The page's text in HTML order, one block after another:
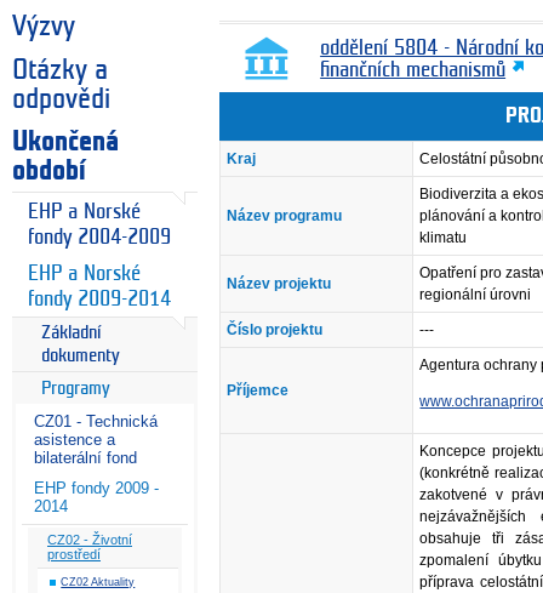
Výzvy
Otázky a
odpovědi
Ukončená
období
EHP a Norské
fondy 2004-2009
EHP a Norské
fondy 2009-2014
Základní
dokumenty
Programy
CZ01 - Technická
asistence a
bilaterální fond
EHP fondy 2009 -
2014
CZ02 - Životní
prostředí
CZ02 Aktuality
oddělení 5804 - Národní
finančních mechanismů
Kraj Celostátní
Název programu
Biodiverzita a
plánování a
klimatu
Název projektu
Opatření pro
regionální úrovni
Číslo projektu ---
Příjemce
Agentura ochrany
Koncepce
(konkrétně
zakotvené v
nejzávažnějších
obsahuje tři
zpomalení
příprava